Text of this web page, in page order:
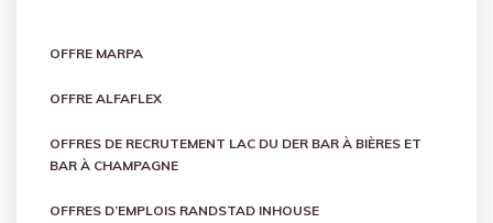
OFFRE MARPA
OFFRE ALFAFLEX
OFFRES DE RECRUTEMENT LAC DU DER BAR À BIÈRES ET
BAR À CHAMPAGNE
OFFRES D’EMPLOIS RANDSTAD INHOUSE